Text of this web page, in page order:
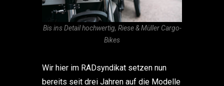
Bis ins Detail hochwertig, Riese & Müller Cargo-
Bikes
Wir hier im RADsyndikat setzen nun
bereits seit drei Jahren auf die Modelle